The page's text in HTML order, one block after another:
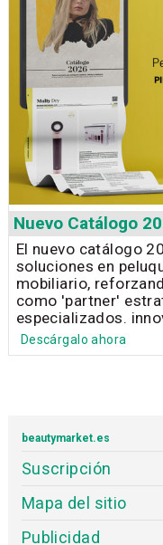
Nuevo Catálogo
El nuevo catálogo
soluciones en
mobiliario,
como 'partner'
especializados.
Descárgalo ahora
beautymarket.es
Suscripción
Mapa del sitio
Publicidad